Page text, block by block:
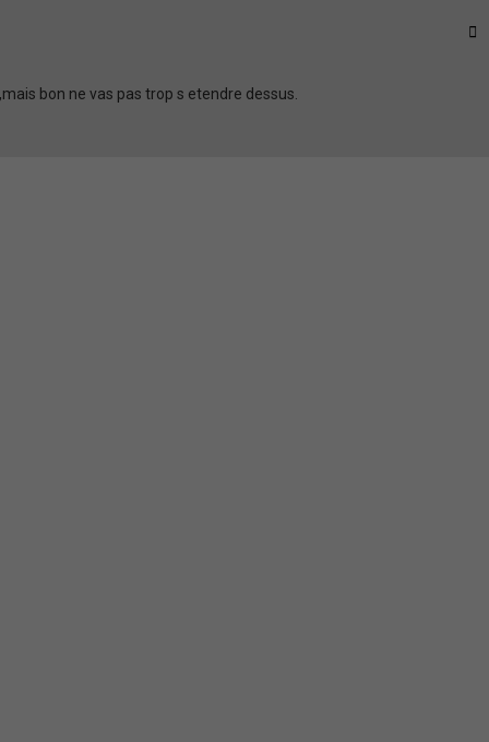
bon ne vas pas trop s etendre dessus.